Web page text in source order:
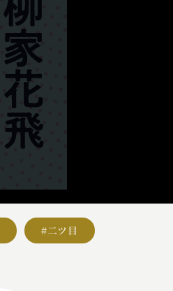
#二ツ目